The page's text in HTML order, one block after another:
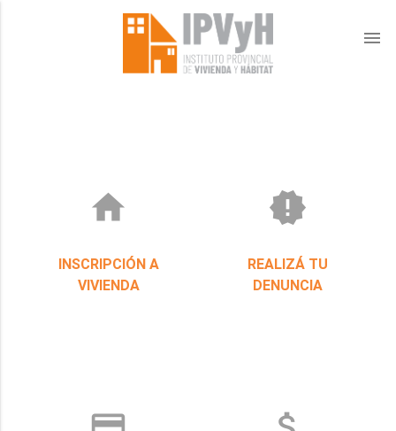
menu
home
INSCRIPCIÓN A
VIVIENDA
new_releases
REALIZÁ TU
DENUNCIA